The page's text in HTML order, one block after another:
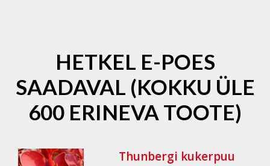
HETKEL E-POES
SAADAVAL (KOKKU ÜLE
600 ERINEVA TOOTE)
Thunbergi kukerpuu